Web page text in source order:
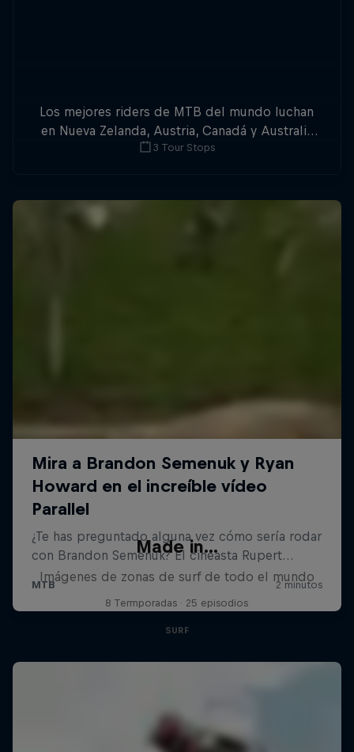
Los mejores riders de MTB del mundo luchan
en Nueva Zelanda, Austria, Canadá y Australia
por la triple corona del Slopestyle.
3 Tour Stops
Made in...
Imágenes de zonas de surf de todo el mundo
8 Termporadas · 25 episodios
SURF